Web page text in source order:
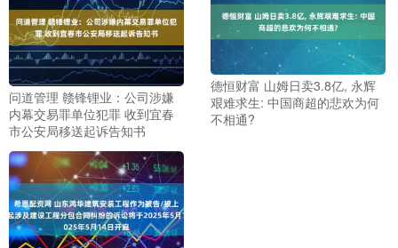
问道管理 赣锋锂业：公司涉嫌
内幕交易罪单位犯罪 收到宜春
市公安局移送起诉告知书
德恒财富 山姆日卖3.8亿, 永辉
艰难求生: 中国商超的悲欢为何
不相通?